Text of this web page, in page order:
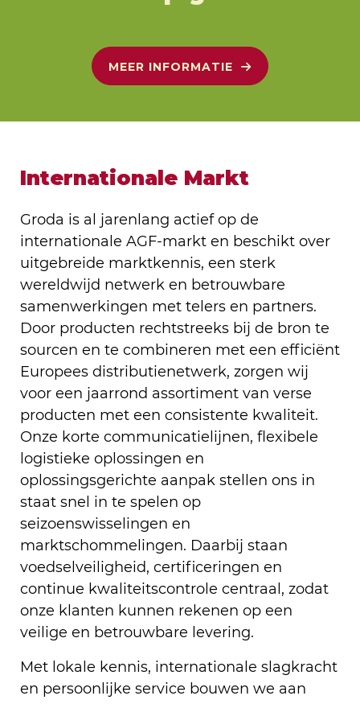
MEER INFORMATIE
Internationale Markt
Groda is al jarenlang actief op de
internationale AGF-markt en beschikt over
uitgebreide marktkennis, een sterk
wereldwijd netwerk en betrouwbare
samenwerkingen met telers en partners.
Door producten rechtstreeks bij de bron te
sourcen en te combineren met een efficiënt
Europees distributienetwerk, zorgen wij
voor een jaarrond assortiment van verse
producten met een consistente kwaliteit.
Onze korte communicatielijnen, flexibele
logistieke oplossingen en
oplossingsgerichte aanpak stellen ons in
staat snel in te spelen op
seizoenswisselingen en
marktschommelingen. Daarbij staan
voedselveiligheid, certificeringen en
continue kwaliteitscontrole centraal, zodat
onze klanten kunnen rekenen op een
veilige en betrouwbare levering.
Met lokale kennis, internationale slagkracht
en persoonlijke service bouwen we aan